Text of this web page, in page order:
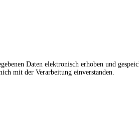
Daten elektronisch erhoben und
mit der Verarbeitung einverstanden.